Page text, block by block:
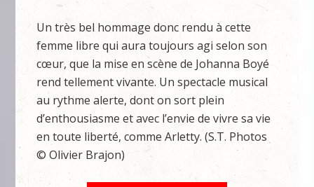
Un très bel hommage donc rendu à cette
femme libre qui aura toujours agi selon son
cœur, que la mise en scène de Johanna Boyé
rend tellement vivante. Un spectacle musical
au rythme alerte, dont on sort plein
d’enthousiasme et avec l’envie de vivre sa vie
en toute liberté, comme Arletty. (S.T. Photos
© Olivier Brajon)